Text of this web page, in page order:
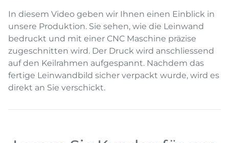
In diesem Video geben wir Ihnen einen Einblick in
unsere Produktion. Sie sehen, wie die Leinwand
bedruckt und mit einer CNC Maschine präzise
zugeschnitten wird. Der Druck wird anschliessend
auf den Keilrahmen aufgespannt. Nachdem das
fertige Leinwandbild sicher verpackt wurde, wird es
direkt an Sie verschickt.